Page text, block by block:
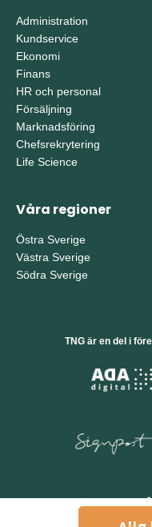
Administration
Kundservice
Ekonomi
Finans
HR och personal
Försäljning
Marknadsföring
Chefsrekrytering
Life Science
Våra regioner
Östra Sverige
Västra Sverige
Södra Sverige
TNG är en del i